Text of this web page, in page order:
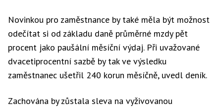
Novinkou pro zaměstnance by také měla být možnost
odečítat si od základu daně průměrné mzdy pět
procent jako paušální měsíční výdaj. Při uvažované
dvacetiprocentní sazbě by tak ve výsledku
zaměstnanec ušetřil 240 korun měsíčně, uvedl deník.
Zachována by zůstala sleva na vyživovanou